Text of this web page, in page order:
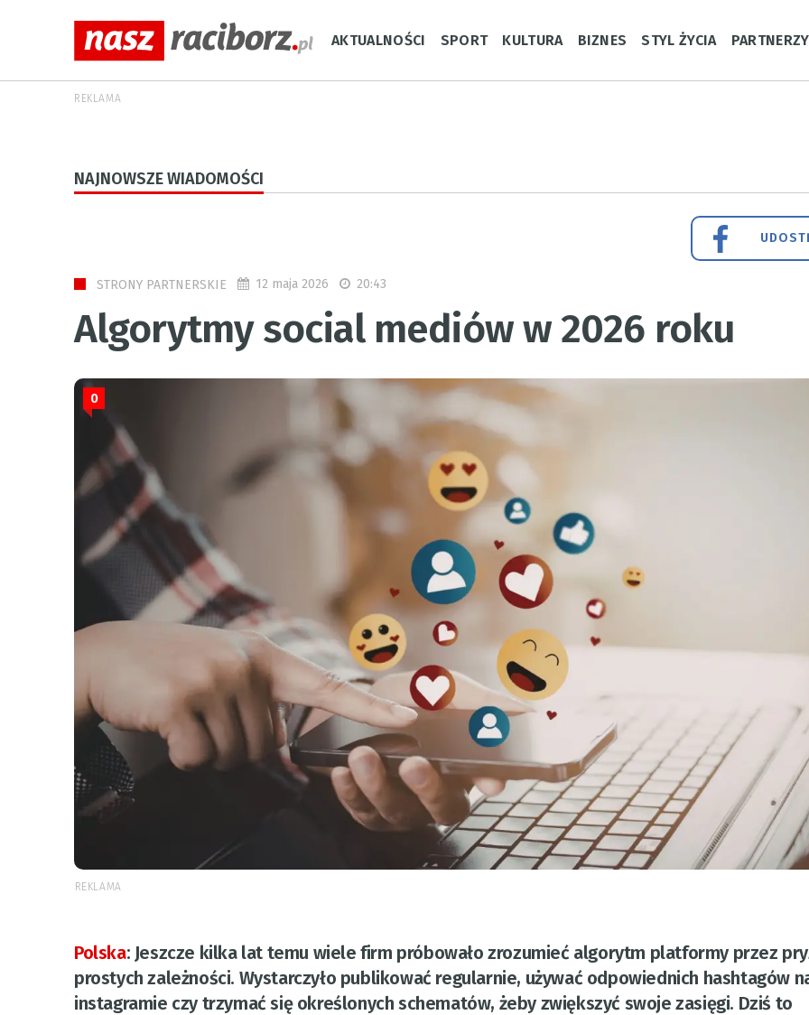
AKTUALNOŚCI SPORT KULTURA BIZNES STYL ŻYCIA PARTNERZY
REKLAMA
NAJNOWSZE WIADOMOŚCI
STRONY PARTNERSKIE 12 maja 2026 20:43
Algorytmy social mediów w 2026 roku
0
REKLAMA
Polska: Jeszcze kilka lat temu wiele firm próbowało zrozumieć algorytm platformy przez
prostych zależności. Wystarczyło publikować regularnie, używać odpowiednich hashtagów
instagramie czy trzymać się określonych schematów, żeby zwiększyć swoje zasięgi. Dziś to